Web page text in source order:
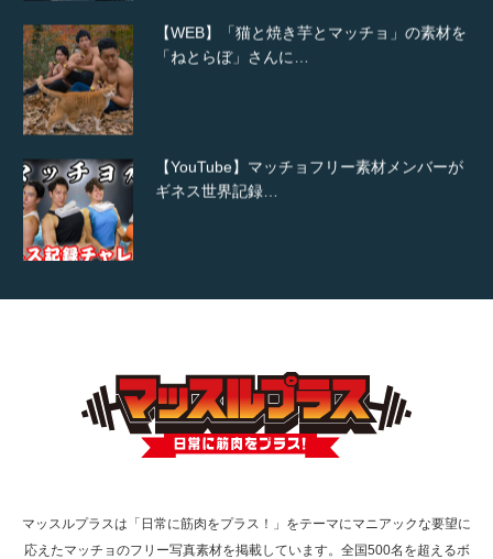
【WEB】「猫と焼き芋とマッチョ」の素材を
「ねとらぼ」さんに…
【YouTube】マッチョフリー素材メンバーが
ギネス世界記録…
TOKYO FMラジオ番組「ONE MORNING」
で紹介さ…
マッスルプラスは「日常に筋肉をプラス！」をテーマにマニアックな要望に
応えたマッチョのフリー写真素材を掲載しています。全国500名を超えるボ